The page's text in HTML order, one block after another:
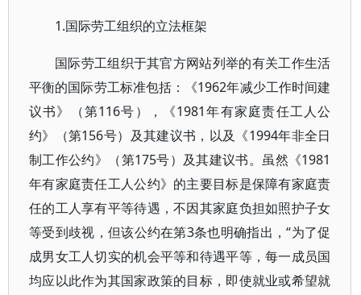
1.国际劳工组织的立法框架
国际劳工组织于其官方网站列举的有关工作生活
平衡的国际劳工标准包括：《1962年减少工作时间建
议书》（第116号），《1981年有家庭责任工人公
约》（第156号）及其建议书，以及《1994年非全日
制工作公约》（第175号）及其建议书。虽然《1981
年有家庭责任工人公约》的主要目标是保障有家庭责
任的工人享有平等待遇，不因其家庭负担如照护子女
等受到歧视，但该公约在第3条也明确指出，“为了促
成男女工人切实的机会平等和待遇平等，每一成员国
均应以此作为其国家政策的目标，即使就业或希望就